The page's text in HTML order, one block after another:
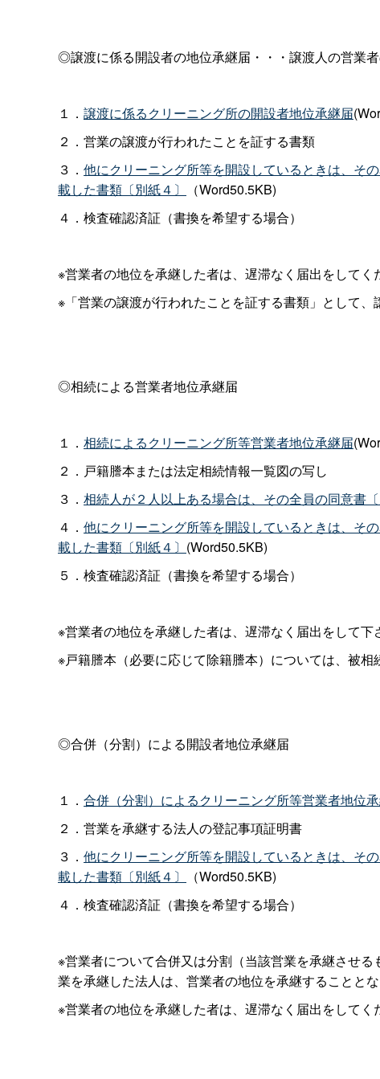
◎譲渡に係る開設者の地位承継届・・・譲渡人の営業
１． 譲渡に係るクリーニング所の開設者地位承継届
２．営業の譲渡が行われたことを証する書類
３． 他にクリーニング所等を開設しているときは、そ
載した書類〔別紙４〕
（Word50.5KB)
４．検査確認済証（書換を希望する場合）
※営業者の地位を承継した者は、遅滞なく届出をしてく
※「営業の譲渡が行われたことを証する書類」として、
◎相続による営業者地位承継届
１． 相続によるクリーニング所等営業者地位承継届
２．戸籍謄本または法定相続情報一覧図の写し
３． 相続人が２人以上ある場合は、その全員の同意書〔
４． 他にクリーニング所等を開設しているときは、そ
載した書類〔別紙４〕 (Word50.5KB)
５．検査確認済証（書換を希望する場合）
※営業者の地位を承継した者は、遅滞なく届出をして下
※戸籍謄本（必要に応じて除籍謄本）については、被
◎合併（分割）による開設者地位承継届
１． 合併（分割）によるクリーニング所等営業者地位
２．営業を承継する法人の登記事項証明書
３． 他にクリーニング所等を開設しているときは、そ
載した書類〔別紙４〕
（Word50.5KB)
４．検査確認済証（書換を希望する場合）
※営業者について合併又は分割（当該営業を承継させ
業を承継した法人は、営業者の地位を承継することとな
※営業者の地位を承継した者は、遅滞なく届出をしてく